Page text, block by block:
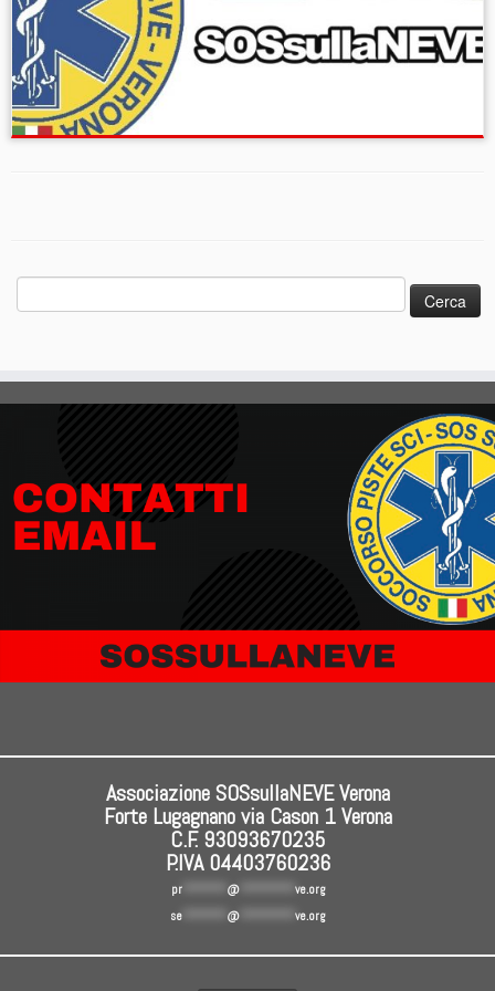
per:
Associazione SOSsullaNEVE Verona
Forte Lugagnano via Cason 1 Verona
C.F. 93093670235
P.IVA 04403760236
pr******** @********** ve.org
se
@ ve.org